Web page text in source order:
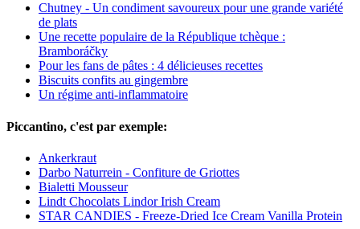
Chutney - Un condiment savoureux pour une grande variété
de plats
Une recette populaire de la République tchèque :
Bramboráčky
Pour les fans de pâtes : 4 délicieuses recettes
Biscuits confits au gingembre
Un régime anti-inflammatoire
Piccantino, c'est par exemple:
Ankerkraut
Darbo Naturrein - Confiture de Griottes
Bialetti Mousseur
Lindt Chocolats Lindor Irish Cream
STAR CANDIES - Freeze-Dried Ice Cream Vanilla Protein